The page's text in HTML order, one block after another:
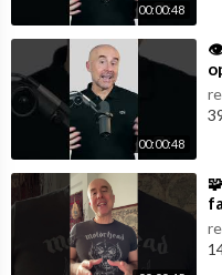
00:00:48
00:00:48